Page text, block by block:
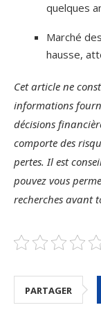
quelques
Marché
hausse,
Cet article ne
informations
décisions
comporte des
pertes. Il est
pouvez vous
recherches avant
PARTAGER